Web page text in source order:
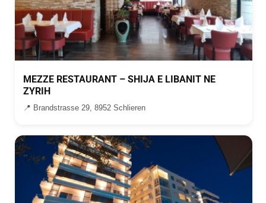
MEZZE RESTAURANT – SHIJA E LIBANIT NE
ZYRIH
📍 Brandstrasse 29, 8952 Schlieren